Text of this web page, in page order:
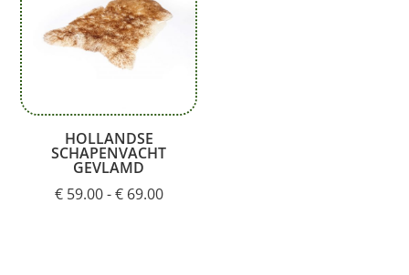
HOLLANDSE
SCHAPENVACHT
GEVLAMD
€59.00-€69.00Prijsklasse: